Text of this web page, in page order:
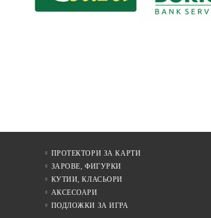
ПРОТЕКТОРИ ЗА КАРТИ
ЗАРОВЕ, ФИГУРКИ
КУТИИ, КЛАСЬОРИ
АКСЕСОАРИ
ПОДЛОЖКИ ЗА ИГРА